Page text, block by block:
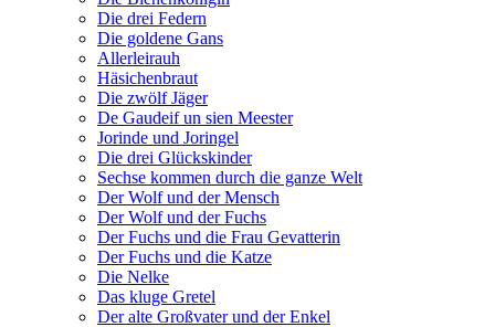
Die drei Federn
Die goldene Gans
Allerleirauh
Häsichenbraut
Die zwölf Jäger
De Gaudeif un sien Meester
Jorinde und Joringel
Die drei Glückskinder
Sechse kommen durch die ganze Welt
Der Wolf und der Mensch
Der Wolf und der Fuchs
Der Fuchs und die Frau Gevatterin
Der Fuchs und die Katze
Die Nelke
Das kluge Gretel
Der alte Großvater und der Enkel